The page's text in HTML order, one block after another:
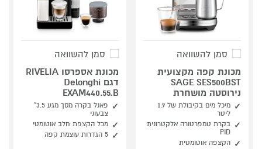
סמן להשוואה
מכונת קפה מקצועית
SAGE SES500BST
נירוסטה מושחרת
מיכל מים בקיבולת של 1.9
ליטר
בקרת טמפרטורה אלקטרונית
PID
הקצפה אוטומטית
סמן להשוואה
מכונת אספרסו RIVELIA
דגם Delonghi
EXAM440.55.B
פאנל בקרה מסך מגע 3.5”
צבעוני
מכל הקצפת חלב אוטומטי
5 הגדרות עוצמת קפה